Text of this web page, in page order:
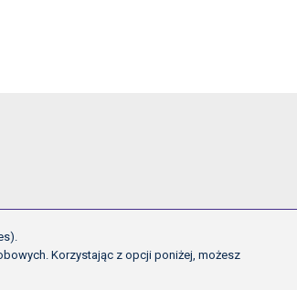
FE
PZPN
Korzystając z opcji poniżej, możesz